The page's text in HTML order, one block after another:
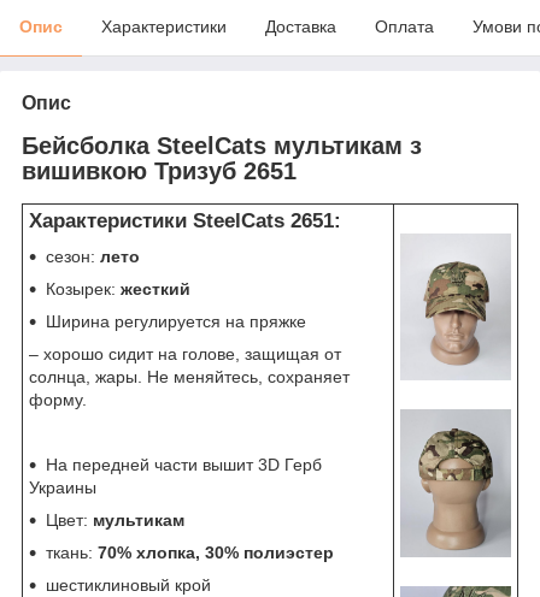
Опис Характеристики Доставка Оплата Умови
Опис
Бейсболка SteelCats мультикам з
вишивкою Тризуб 2651
Характеристики SteelCats 2651:
сезон: лето
Козырек: жесткий
Ширина регулируется на пряжке
– хорошо сидит на голове, защищая от
солнца, жары. Не меняйтесь, сохраняет
форму.
На передней части вышит 3D Герб
Украины
Цвет: мультикам
ткань: 70% хлопка, 30% полиэстер
шестиклиновый крой